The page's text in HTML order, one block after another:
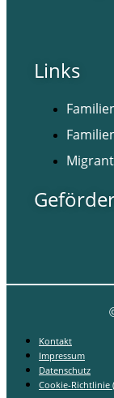
Links
Kontakt
Impressum
Datenschutz
Cookie-Richtlinie